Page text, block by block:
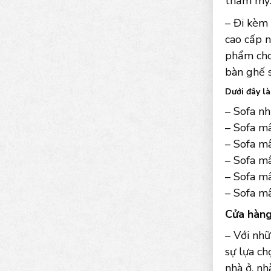
– Đi kèm
cao cấp
phẩm
bàn ghế
Dưới đây
– Sofa
– Sofa
– Sofa
– Sofa
– Sofa
– Sofa
Cửa
– Với
sự lựa
nhà ở,